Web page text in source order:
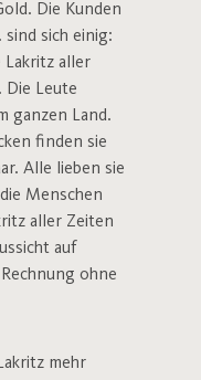
Die Kunden
sich einig:
Lakritz aller
Die Leute
ganzen Land.
finden sie
Alle lieben sie
Menschen
aller Zeiten
auf
ohne
mehr